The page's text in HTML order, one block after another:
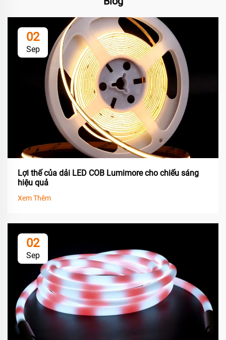
02
Sep
Lợi thế của dải LED COB Lumimore cho chiếu sáng
hiệu quả
Xem Thêm
02
Sep